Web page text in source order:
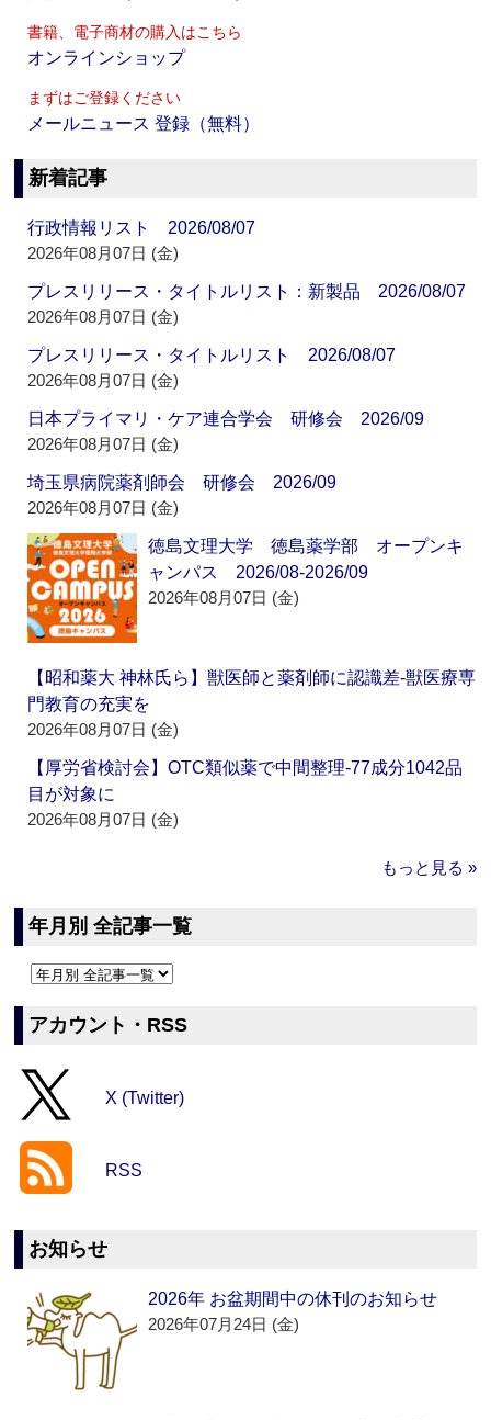
書籍、電子商材の購入はこちら
オンラインショップ
まずはご登録ください
メールニュース 登録（無料）
新着記事
行政情報リスト 2026/08/07
2026年08月07日 (金)
プレスリリース・タイトルリスト：新製品 2026/08/07
2026年08月07日 (金)
プレスリリース・タイトルリスト 2026/08/07
2026年08月07日 (金)
日本プライマリ・ケア連合学会 研修会 2026/09
2026年08月07日 (金)
埼玉県病院薬剤師会 研修会 2026/09
2026年08月07日 (金)
徳島文理大学 徳島薬学部 オープンキ
ャンパス 2026/08-2026/09
2026年08月07日 (金)
【昭和薬大 神林氏ら】獣医師と薬剤師に認識差‐獣医療専
門教育の充実を
2026年08月07日 (金)
【厚労省検討会】OTC類似薬で中間整理‐77成分1042品
目が対象に
2026年08月07日 (金)
もっと見る »
年月別 全記事一覧
アカウント・RSS
X (Twitter)
RSS
お知らせ
2026年 お盆期間中の休刊のお知らせ
2026年07月24日 (金)